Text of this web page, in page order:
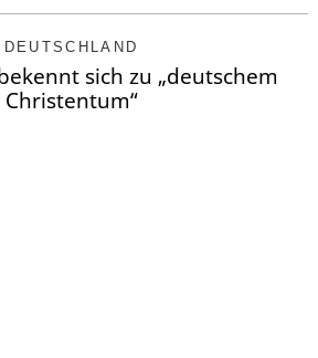
DEUTSCHLAND
sich zu „deutschem
Christentum“